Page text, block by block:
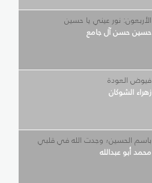
الأربعون: نور عيني يا حسين
حسين حسن آل جامع
فيوض العودة
زهراء الشوكان
باسم الحسين؛ وجدت الله في قلبي
محمد أبو عبدالله